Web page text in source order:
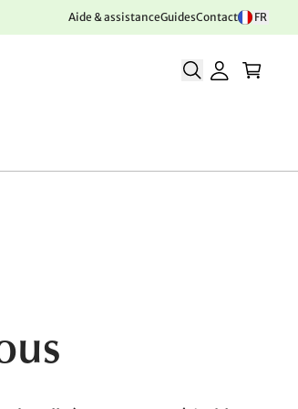
Aide & assistanceGuidesContact FR